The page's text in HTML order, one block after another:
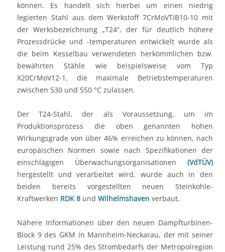
können. Es handelt sich hierbei um einen niedrig
legierten Stahl aus dem Werkstoff 7CrMoVTiB10-10 mit
der Werksbezeichnung „T24“, der für deutlich höhere
Prozessdrücke und -temperaturen entwickelt wurde als
die beim Kesselbau verwendeten herkömmlichen bzw.
bewährten Stähle wie beispielsweise vom Typ
X20CrMoV12-1, die maximale Betriebstemperaturen
zwischen 530 und 550 °C zulassen.
Der T24-Stahl, der als Voraussetzung, um im
Produktionsprozess die oben genannten hohen
Wirkungsgrade von über 46% erreichen zu können, nach
europäischen Normen sowie nach Spezifikationen der
einschlägigen Überwachungsorganisationen (VdTÜV)
hergestellt und verarbeitet wird, wurde auch in den
beiden bereits vorgestellten neuen Steinkohle-
Kraftwerken RDK 8 und Wilhelmshaven verbaut.
Nähere Informationen über den neuen Dampfturbinen-
Block 9 des GKM in Mannheim-Neckarau, der mit seiner
Leistung rund 25% des Strombedarfs der Metropolregion